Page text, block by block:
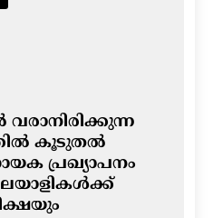
കൂടുതൽ
പ്രഖ്യാപനം